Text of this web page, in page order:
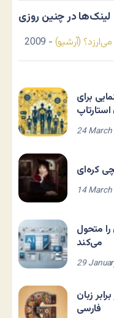
لینک‌ها در چنین روزی
(آرشیو) - 2009
برای
استارتاپ
24
کره‌ای
14
متحول
می‌کند
29
زبان
فارسی